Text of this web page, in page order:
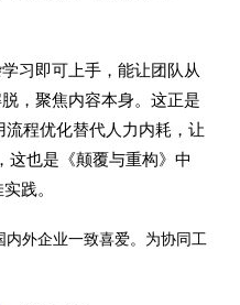
习即可上手，能让团队从
，聚焦内容本身。这正是
程优化替代人力内耗，让
这也是《颠覆与重构》中
践。
内外企业一致喜爱。为协同工